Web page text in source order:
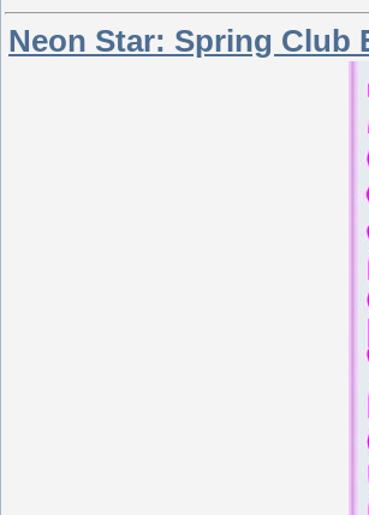
Neon Star: Spring Club